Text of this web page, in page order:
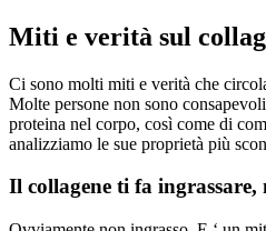
Miti e verità sul
Ci sono molti miti e verità che
Molte persone non sono
proteina nel corpo, così come di
analizziamo le sue proprietà più
Il collagene ti fa